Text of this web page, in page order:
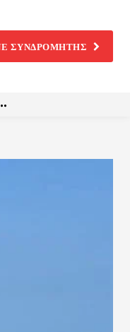
ΣΥΝΔΡΟΜΗΤΗΣ